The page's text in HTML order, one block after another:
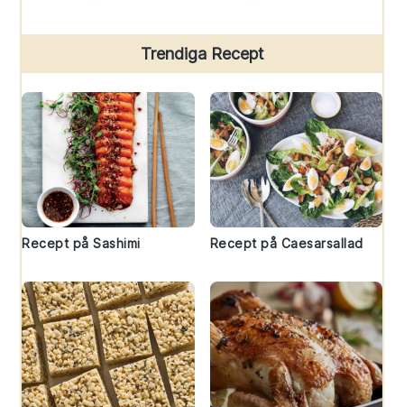
Trendiga Recept
Recept på Sashimi Recept på Caesarsallad